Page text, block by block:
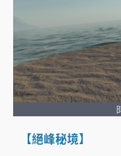
【絕峰秘境】